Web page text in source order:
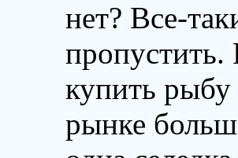
нет? Все-
купить
рынке